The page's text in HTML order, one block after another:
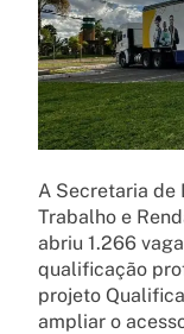
A Secretaria de
Trabalho e
abriu 1.266
qualificação
projeto
ampliar o